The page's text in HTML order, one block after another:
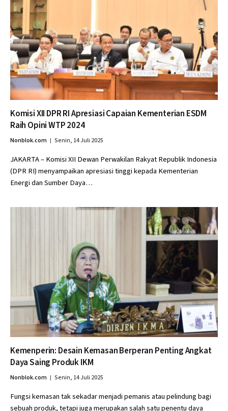
Komisi XII DPR RI Apresiasi Capaian Kementerian ESDM
Raih Opini WTP 2024
Nonblok.com Senin, 14 Juli 2025
JAKARTA – Komisi XII Dewan Perwakilan Rakyat Republik Indonesia
(DPR RI) menyampaikan apresiasi tinggi kepada Kementerian
Energi dan Sumber Daya…
Kemenperin: Desain Kemasan Berperan Penting Angkat
Daya Saing Produk IKM
Nonblok.com Senin, 14 Juli 2025
Fungsi kemasan tak sekadar menjadi pemanis atau pelindung bagi
sebuah produk, tetapi juga merupakan salah satu penentu daya